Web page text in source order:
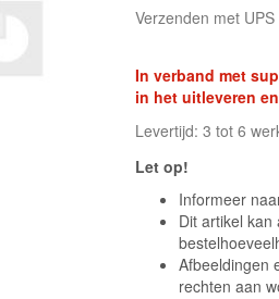
Verzenden met UPS
In verband met
in het uitleveren
Levertijd: 3 tot 6
Let op!
Informeer
Dit artikel
Afbeeldingen
rechten aan